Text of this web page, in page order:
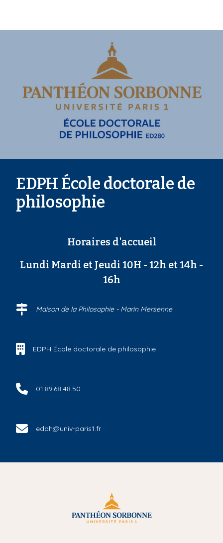
EDPH École doctorale de
philosophie
Horaires d'accueil
Lundi Mardi et Jeudi 10H - 12h et 14h -
16h
Maison de la Philosophie - Marin Mersenne
EDPH École doctorale de philosophie
01.89.68.48.50
edph@univ-paris1.fr